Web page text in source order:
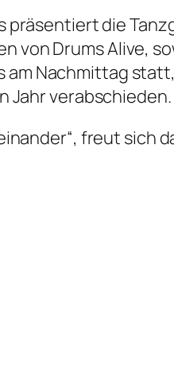
präsentiert die
von Drums Alive,
am Nachmittag
Jahr verabschieden.
freut sich